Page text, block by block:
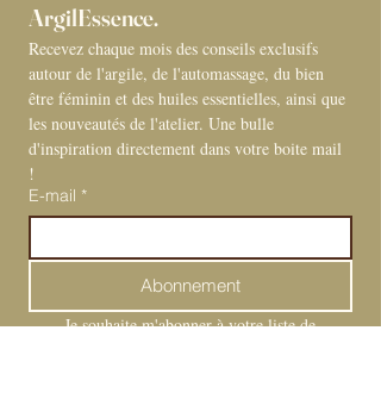
ArgilEssence.
Recevez chaque mois des conseils exclusifs
autour de l'argile, de l'automassage, du bien
être féminin et des huiles essentielles, ainsi que
les nouveautés de l'atelier. Une bulle
d'inspiration directement dans votre boite mail
!
E-mail *
Abonnement
Je souhaite m'abonner à votre liste de